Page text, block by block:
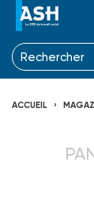
ACCUEIL